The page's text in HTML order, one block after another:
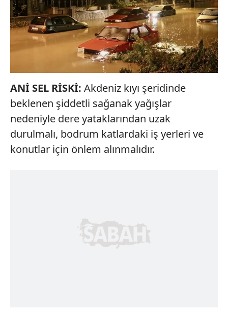
ANİ SEL RİSKİ: Akdeniz kıyı şeridinde
beklenen şiddetli sağanak yağışlar
nedeniyle dere yataklarından uzak
durulmalı, bodrum katlardaki iş yerleri ve
konutlar için önlem alınmalıdır.